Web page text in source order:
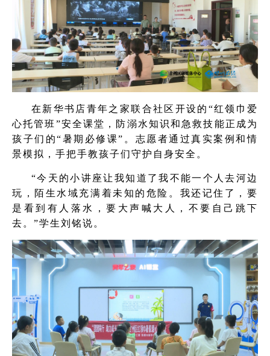
在新华书店青年之家联合社区开设的“红领巾爱
心托管班”安全课堂，防溺水知识和急救技能正成为
孩子们的“暑期必修课”。志愿者通过真实案例和情
景模拟，手把手教孩子们守护自身安全。
“今天的小讲座让我知道了我不能一个人去河边
玩，陌生水域充满着未知的危险。我还记住了，要
是看到有人落水，要大声喊大人，不要自己跳下
去。”学生刘铭说。